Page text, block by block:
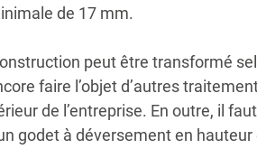
de 17 mm.
peut être transformé
faire l’objet d’autres
de l’entreprise. En outre, il
godet à déversement en